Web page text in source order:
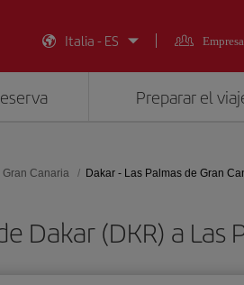
Italia - ES
Preparar el
Gran Canaria Dakar - Las Palmas de Gran
Dakar (DKR) a Las